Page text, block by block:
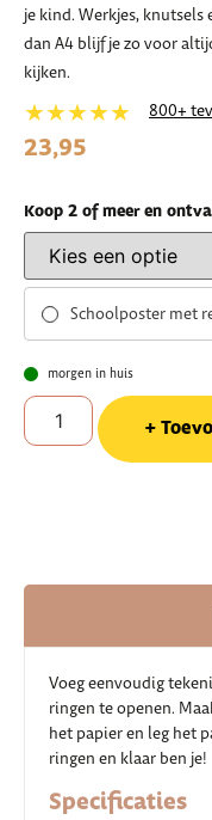
je kind. Werkjes,
dan A4 blijf je zo voor
kijken.
★★★★★ 800+
23,95
Koop 2 of meer en
Schoolposter met
morgen in huis
Voeg eenvoudig
ringen te openen.
het papier en leg het
ringen en klaar ben je!
Specificaties